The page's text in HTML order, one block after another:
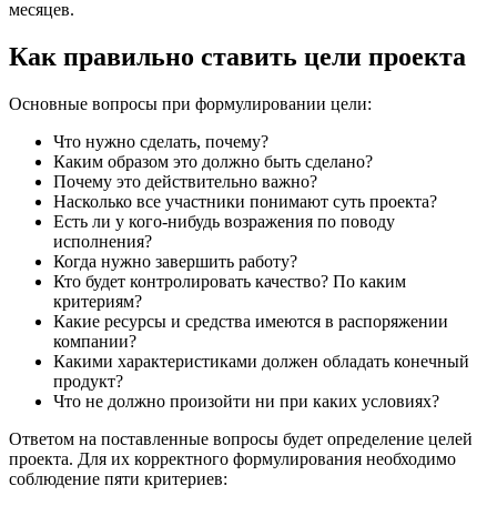
месяцев.
Как правильно ставить цели проекта
Основные вопросы при формулировании цели:
Что нужно сделать, почему?
Каким образом это должно быть сделано?
Почему это действительно важно?
Насколько все участники понимают суть проекта?
Есть ли у кого-нибудь возражения по поводу
исполнения?
Когда нужно завершить работу?
Кто будет контролировать качество? По каким
критериям?
Какие ресурсы и средства имеются в распоряжении
компании?
Какими характеристиками должен обладать конечный
продукт?
Что не должно произойти ни при каких условиях?
Ответом на поставленные вопросы будет определение целей
проекта. Для их корректного формулирования необходимо
соблюдение пяти критериев: